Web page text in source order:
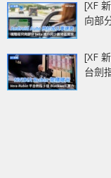
[XF
向部
[XF
台劍